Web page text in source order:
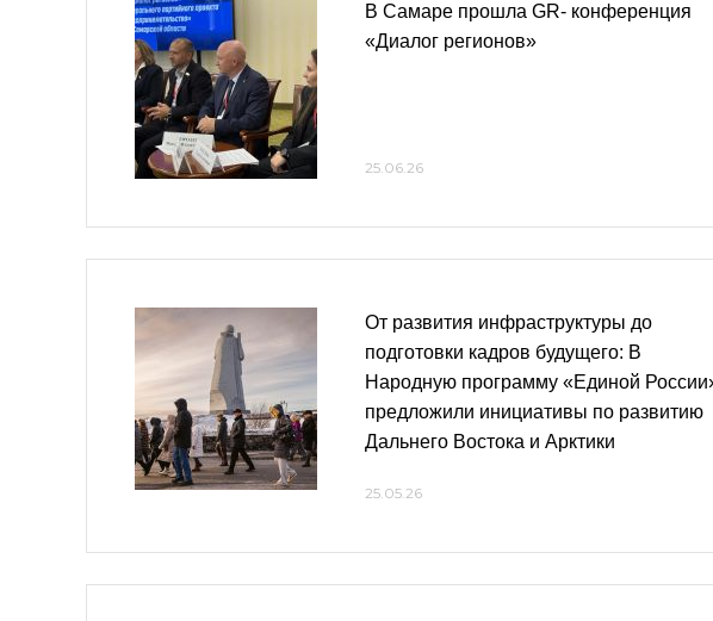
В Самаре прошла GR- конференция
«Диалог регионов»
25.06.26
От развития инфраструктуры до
подготовки кадров будущего: В
Народную программу «Единой
предложили инициативы по развитию
Дальнего Востока и Арктики
25.05.26